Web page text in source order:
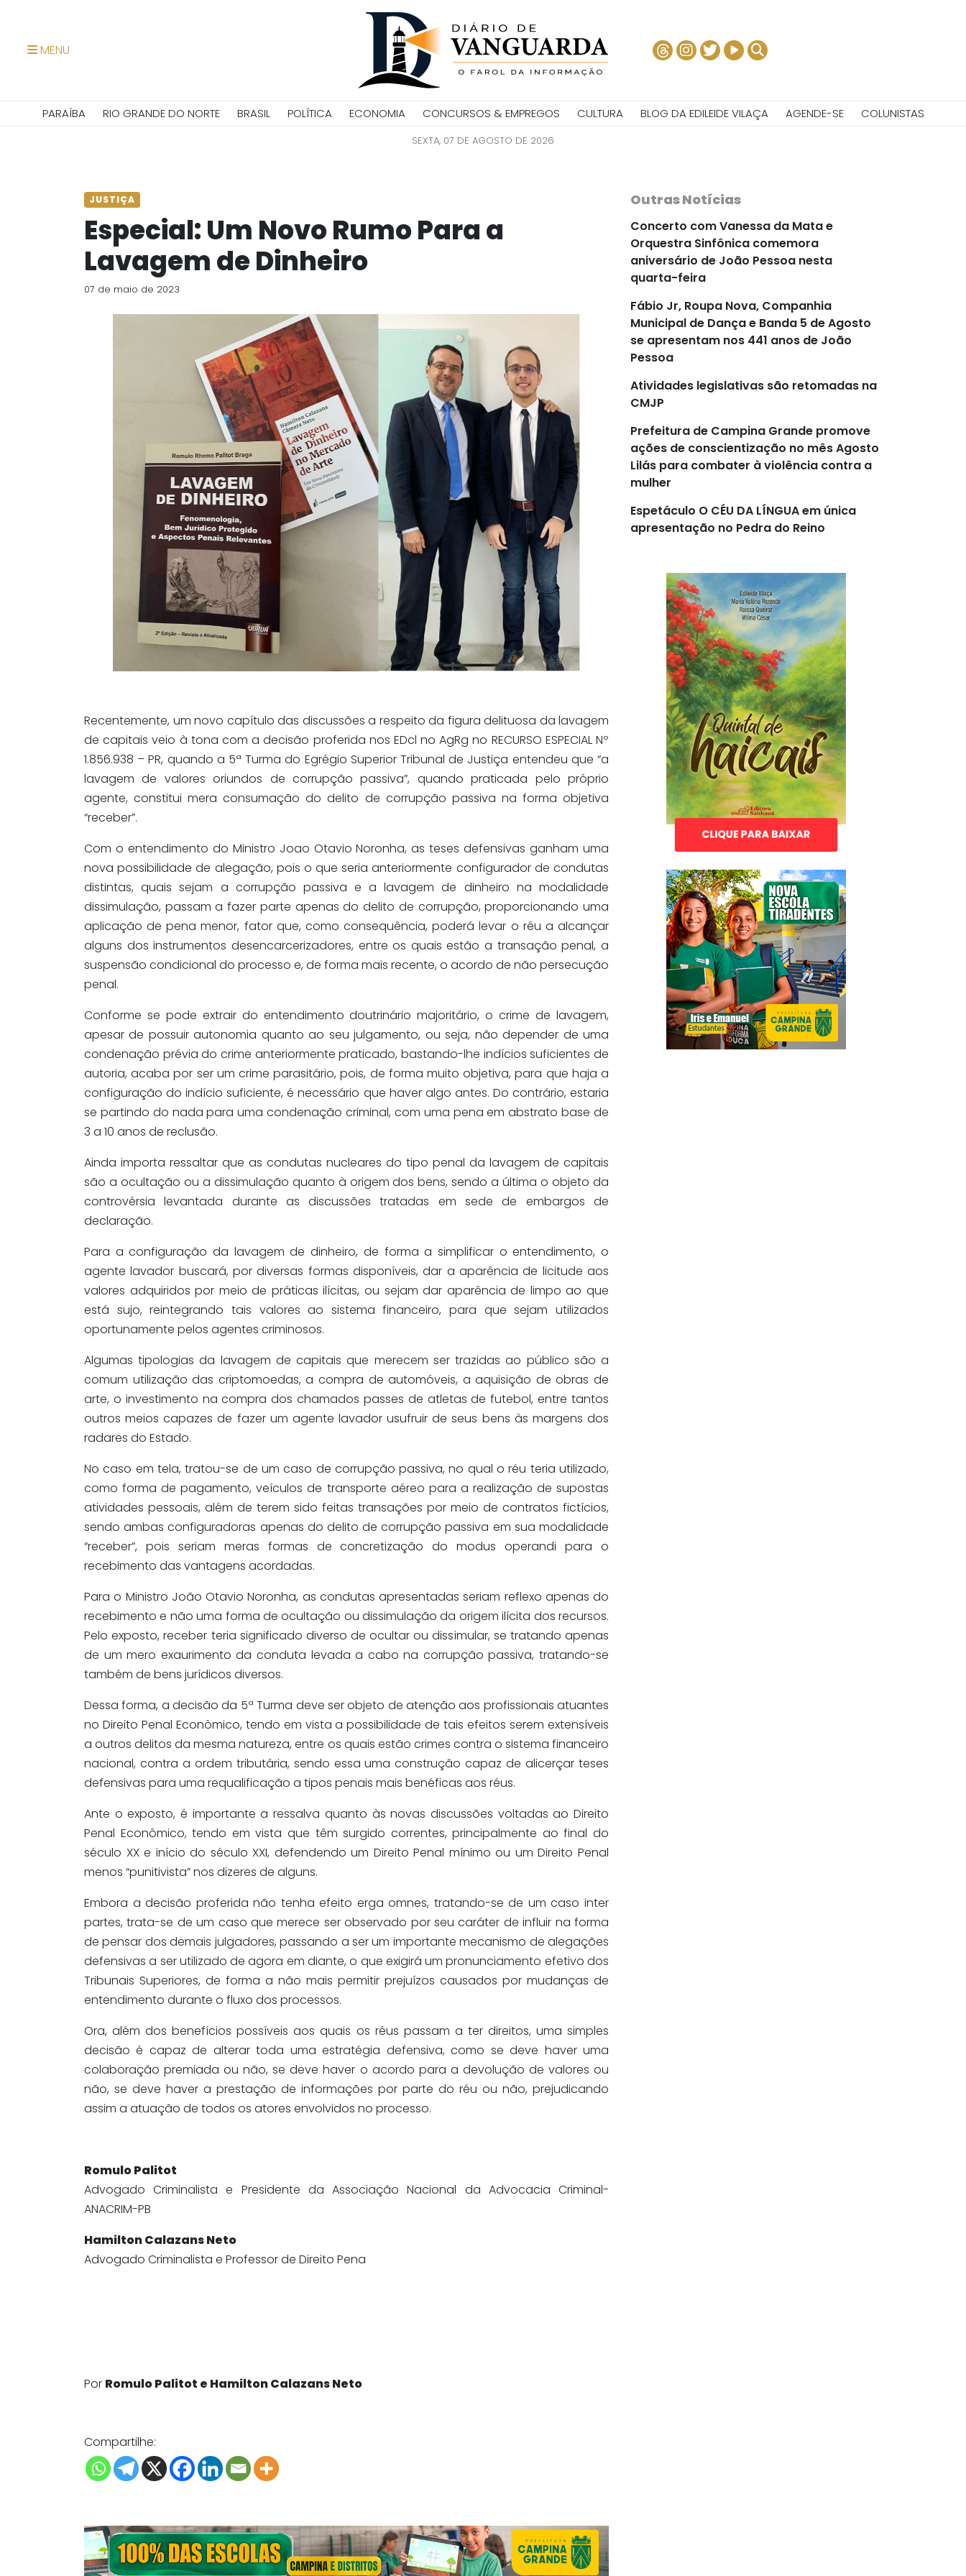
MENU
PARAÍBA RIO GRANDE DO NORTE BRASIL POLÍTICA ECONOMIA CONCURSOS & EMPREGOS CULTURA BLOG DA EDILEIDE VILAÇA AGENDE-SE COLUNISTAS
SEXTA, 07 DE AGOSTO DE 2026
JUSTIÇA
Especial: Um Novo Rumo Para a
Lavagem de Dinheiro
07 de maio de 2023
Recentemente, um novo capítulo das discussões a respeito da figura delituosa da lavagem
de capitais veio à tona com a decisão proferida nos EDcl no AgRg no RECURSO ESPECIAL Nº
1.856.938 – PR, quando a 5ª Turma do Egrégio Superior Tribunal de Justiça entendeu que “a
lavagem de valores oriundos de corrupção passiva”, quando praticada pelo próprio
agente, constitui mera consumação do delito de corrupção passiva na forma objetiva
“receber”.
Com o entendimento do Ministro Joao Otavio Noronha, as teses defensivas ganham uma
nova possibilidade de alegação, pois o que seria anteriormente configurador de condutas
distintas, quais sejam a corrupção passiva e a lavagem de dinheiro na modalidade
dissimulação, passam a fazer parte apenas do delito de corrupção, proporcionando uma
aplicação de pena menor, fator que, como consequência, poderá levar o réu a alcançar
alguns dos instrumentos desencarcerizadores, entre os quais estão a transação penal, a
suspensão condicional do processo e, de forma mais recente, o acordo de não persecução
penal.
Conforme se pode extrair do entendimento doutrinário majoritário, o crime de lavagem,
apesar de possuir autonomia quanto ao seu julgamento, ou seja, não depender de uma
condenação prévia do crime anteriormente praticado, bastando-lhe indícios suficientes de
autoria, acaba por ser um crime parasitário, pois, de forma muito objetiva, para que haja a
configuração do indício suficiente, é necessário que haver algo antes. Do contrário, estaria
se partindo do nada para uma condenação criminal, com uma pena em abstrato base de
3 a 10 anos de reclusão.
Ainda importa ressaltar que as condutas nucleares do tipo penal da lavagem de capitais
são a ocultação ou a dissimulação quanto à origem dos bens, sendo a última o objeto da
controvérsia levantada durante as discussões tratadas em sede de embargos de
declaração.
Para a configuração da lavagem de dinheiro, de forma a simplificar o entendimento, o
agente lavador buscará, por diversas formas disponíveis, dar a aparência de licitude aos
valores adquiridos por meio de práticas ilícitas, ou sejam dar aparência de limpo ao que
está sujo, reintegrando tais valores ao sistema financeiro, para que sejam utilizados
oportunamente pelos agentes criminosos.
Algumas tipologias da lavagem de capitais que merecem ser trazidas ao público são a
comum utilização das criptomoedas, a compra de automóveis, a aquisição de obras de
arte, o investimento na compra dos chamados passes de atletas de futebol, entre tantos
outros meios capazes de fazer um agente lavador usufruir de seus bens às margens dos
radares do Estado.
No caso em tela, tratou-se de um caso de corrupção passiva, no qual o réu teria utilizado,
como forma de pagamento, veículos de transporte aéreo para a realização de supostas
atividades pessoais, além de terem sido feitas transações por meio de contratos fictícios,
sendo ambas configuradoras apenas do delito de corrupção passiva em sua modalidade
“receber”, pois seriam meras formas de concretização do modus operandi para o
recebimento das vantagens acordadas.
Para o Ministro João Otavio Noronha, as condutas apresentadas seriam reflexo apenas do
recebimento e não uma forma de ocultação ou dissimulação da origem ilícita dos recursos.
Pelo exposto, receber teria significado diverso de ocultar ou dissimular, se tratando apenas
de um mero exaurimento da conduta levada a cabo na corrupção passiva, tratando-se
também de bens jurídicos diversos.
Dessa forma, a decisão da 5ª Turma deve ser objeto de atenção aos profissionais atuantes
no Direito Penal Econômico, tendo em vista a possibilidade de tais efeitos serem extensíveis
a outros delitos da mesma natureza, entre os quais estão crimes contra o sistema financeiro
nacional, contra a ordem tributária, sendo essa uma construção capaz de alicerçar teses
defensivas para uma requalificação a tipos penais mais benéficas aos réus.
Ante o exposto, é importante a ressalva quanto às novas discussões voltadas ao Direito
Penal Econômico, tendo em vista que têm surgido correntes, principalmente ao final do
século XX e início do século XXI, defendendo um Direito Penal mínimo ou um Direito Penal
menos “punitivista” nos dizeres de alguns.
Embora a decisão proferida não tenha efeito erga omnes, tratando-se de um caso inter
partes, trata-se de um caso que merece ser observado por seu caráter de influir na forma
de pensar dos demais julgadores, passando a ser um importante mecanismo de alegações
defensivas a ser utilizado de agora em diante, o que exigirá um pronunciamento efetivo dos
Tribunais Superiores, de forma a não mais permitir prejuízos causados por mudanças de
entendimento durante o fluxo dos processos.
Ora, além dos benefícios possíveis aos quais os réus passam a ter direitos, uma simples
decisão é capaz de alterar toda uma estratégia defensiva, como se deve haver uma
colaboração premiada ou não, se deve haver o acordo para a devolução de valores ou
não, se deve haver a prestação de informações por parte do réu ou não, prejudicando
assim a atuação de todos os atores envolvidos no processo.
Romulo Palitot
Advogado Criminalista e Presidente da Associação Nacional da Advocacia Criminal-
ANACRIM-PB
Hamilton Calazans Neto
Advogado Criminalista e Professor de Direito Pena
Por Romulo Palitot e Hamilton Calazans Neto
Compartilhe:
Outras Notícias
Concerto com Vanessa da Mata e
Orquestra Sinfônica comemora
aniversário de João Pessoa nesta
quarta-feira
Fábio Jr, Roupa Nova, Companhia
Municipal de Dança e Banda 5 de Agosto
se apresentam nos 441 anos de João
Pessoa
Atividades legislativas são retomadas na
CMJP
Prefeitura de Campina Grande promove
ações de conscientização no mês Agosto
Lilás para combater à violência contra a
mulher
Espetáculo O CÉU DA LÍNGUA em única
apresentação no Pedra do Reino